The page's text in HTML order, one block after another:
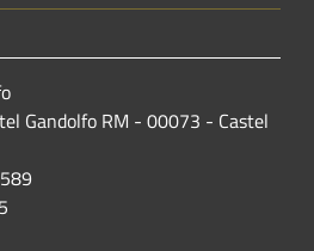
Gandolfo RM - 00073 - Castel